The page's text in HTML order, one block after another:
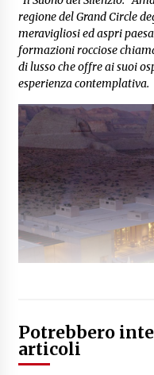
regione del Grand Circle
meravigliosi ed aspri
formazioni rocciose
di lusso che offre ai suoi
esperienza contemplativa.
Potrebbero
articoli